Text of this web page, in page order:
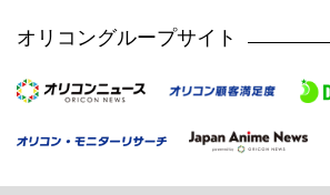
オリコングループサイト